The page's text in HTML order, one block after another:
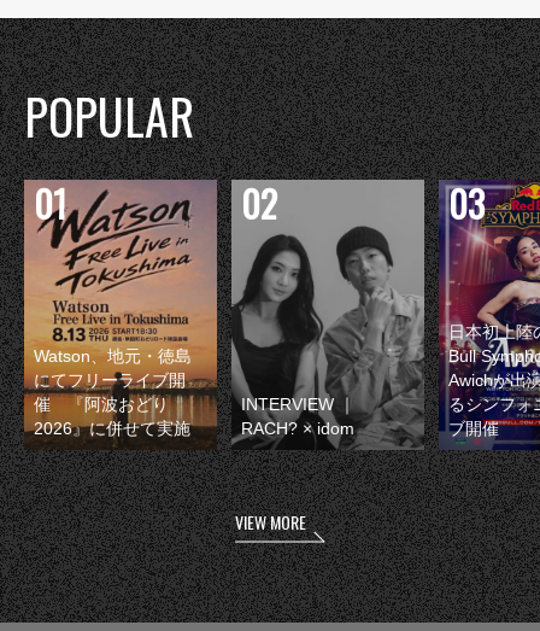
POPULAR
Watson、地元・徳島
にてフリーライブ開
催 『阿波おどり
2026』に併せて実施
INTERVIEW ｜
RACH? × idom
日本初上陸
Bull
Awichが出
るシンフォ
ブ開催
VIEW MORE